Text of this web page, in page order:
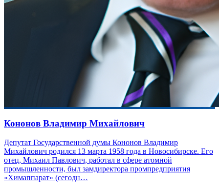
Кононов Владимир Михайлович
Депутат Государственной думы Кононов Владимир
Михайлович родился 13 марта 1958 года в Новосибирске. Его
отец, Михаил Павлович, работал в сфере атомной
промышленности, был замдиректора промпредприятия
«Химаппарат» (сегодн…